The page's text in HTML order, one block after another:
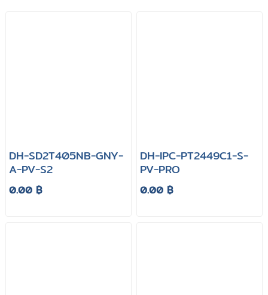
DH-SD2T405NB-GNY-
A-PV-S2
0.00 ฿
DH-IPC-PT2449C1-S-
PV-PRO
0.00 ฿